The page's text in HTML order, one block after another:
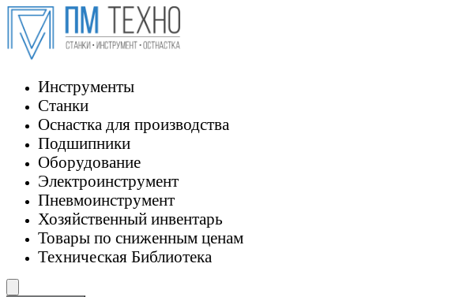
Инструменты
Станки
Оснастка для производства
Подшипники
Оборудование
Электроинструмент
Пневмоинструмент
Хозяйственный инвентарь
Товары по сниженным ценам
Техническая Библиотека